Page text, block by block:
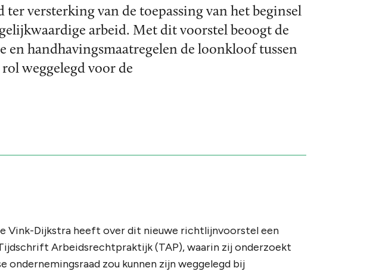
versterking van de toepassing van het beginsel
arbeid. Met dit voorstel beoogt de
handhavingsmaatregelen de loonkloof tussen
weggelegd voor de
Vink-Dijkstra heeft over dit nieuwe richtlijnvoorstel een
Arbeidsrechtpraktijk (TAP), waarin zij onderzoekt
ondernemingsraad zou kunnen zijn weggelegd bij